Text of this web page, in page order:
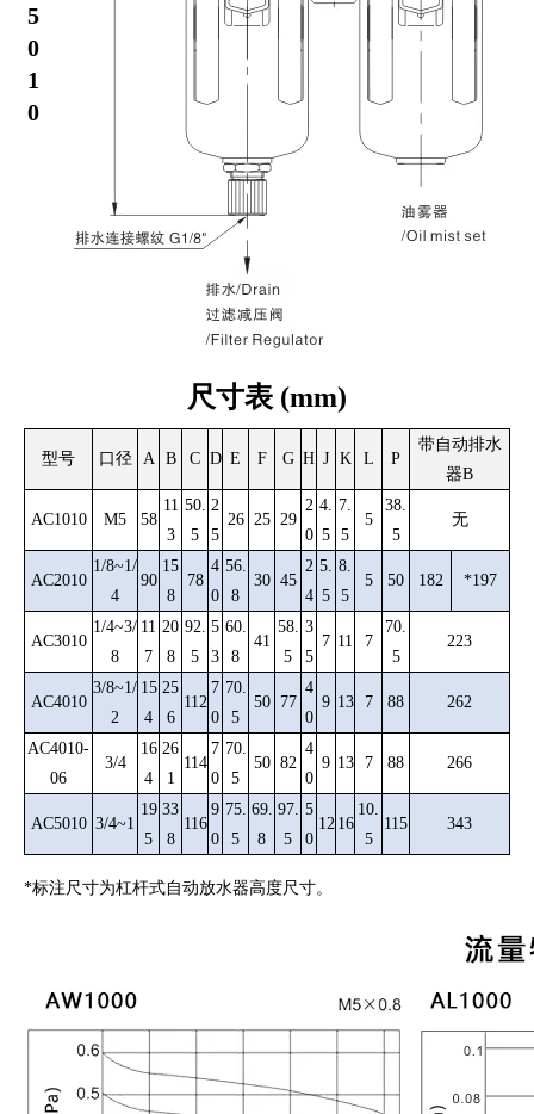
5
0
1
0
尺寸表 (mm)
型号 口径 A B C D E F G H J K L P
带自动排水
器B
AC1010 M5 58
11
3
50.
5
2
5
26 25 29
2
0
4.
5
7.
5
5
38.
5
无
AC2010
1/8~1/
4
90
15
8
78
4
0
56.
8
30 45
2
4
5.
5
8.
5
5 50 182 *197
AC3010
1/4~3/
8
11
7
20
8
92.
5
5
3
60.
8
41
58.
5
3
5
7 11 7
70.
5
223
AC4010
3/8~1/
2
15
4
25
6
112
7
0
70.
5
50 77
4
0
9 13 7 88 262
AC4010-
06
3/4
16
4
26
1
114
7
0
70.
5
50 82
4
0
9 13 7 88 266
AC5010 3/4~1
19
5
33
8
116
9
0
75.
5
69.
8
97.
5
5
0
12 16
10.
5
115 343
*标注尺寸为杠杆式自动放水器高度尺寸。